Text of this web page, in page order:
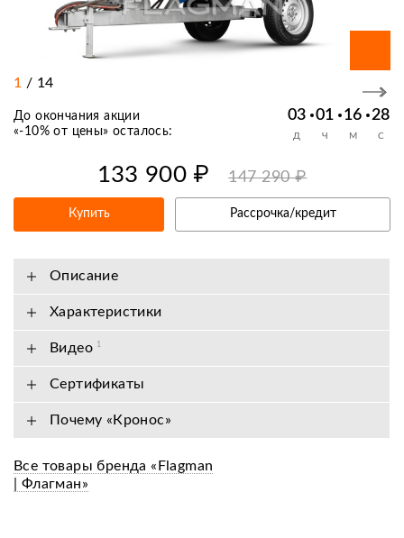
1 / 14
До окончания акции
«-10% от цены» осталось:
03 01 16 28
Д Ч М С
133 900 ₽ 147 290 ₽
Купить Рассрочка/кредит
Описание
Характеристики
Видео 1
Сертификаты
Почему «Кронос»
Все товары бренда «Flagman
| Флагман»